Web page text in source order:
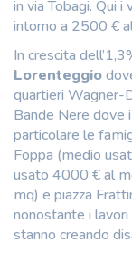
in via Tobagi. Qui
intorno a 2500 €
In crescita
Lorenteggio
quartieri Wagner-
Bande Nere dove
particolare le
Foppa (medio
usato 4000 € al
mq) e piazza
nonostante i
stanno creando